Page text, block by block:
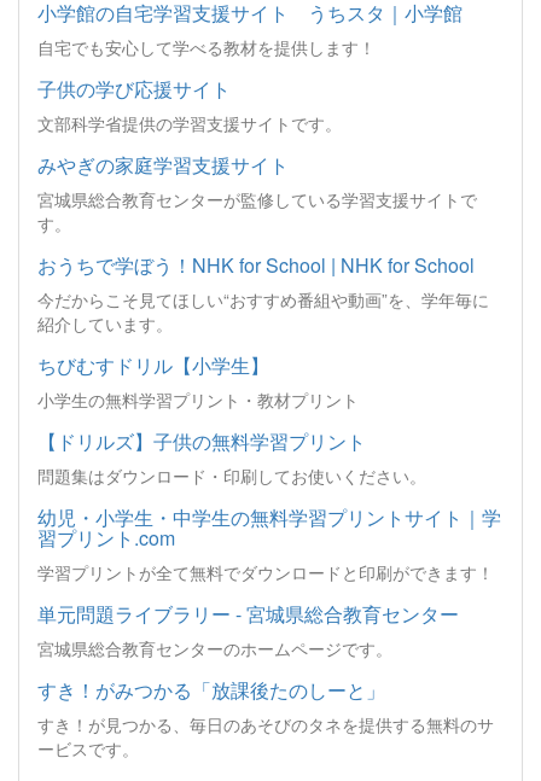
小学館の自宅学習支援サイト うちスタ｜小学館
自宅でも安心して学べる教材を提供します！
子供の学び応援サイト
文部科学省提供の学習支援サイトです。
みやぎの家庭学習支援サイト
宮城県総合教育センターが監修している学習支援サイトで
す。
おうちで学ぼう！NHK for School | NHK for School
今だからこそ見てほしい“おすすめ番組や動画”を、学年毎に
紹介しています。
ちびむすドリル【小学生】
小学生の無料学習プリント・教材プリント
【ドリルズ】子供の無料学習プリント
問題集はダウンロード・印刷してお使いください。
幼児・小学生・中学生の無料学習プリントサイト｜学
習プリント.com
学習プリントが全て無料でダウンロードと印刷ができます！
単元問題ライブラリー - 宮城県総合教育センター
宮城県総合教育センターのホームページです。
すき！がみつかる「放課後たのしーと」
すき！が見つかる、毎日のあそびのタネを提供する無料のサ
ービスです。